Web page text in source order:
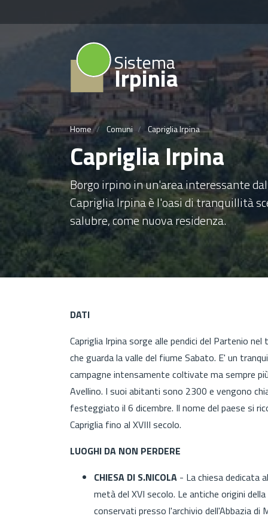
Sistema
Irpinia
Home Comuni Capriglia Irpina
Capriglia Irpina
Borgo irpino in un'area interessante
Capriglia Irpina è l'oasi di tranquillità
salubre, come nuova residenza.
DATI
Capriglia Irpina sorge alle pendici del Partenio
che guarda la valle del fiume Sabato. E' un
campagne intensamente coltivate ma sempre
Avellino. I suoi abitanti sono 2300 e vengono
festeggiato il 6 dicembre. Il nome del paese si
Capriglia fino al XVIII secolo.
LUOGHI DA NON PERDERE
CHIESA DI S.NICOLA - La chiesa dedicata
metà del XVI secolo. Le antiche origini
conservati presso l'archivio dell'Abbazia